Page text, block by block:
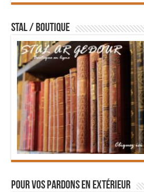
STAL / BOUTIQUE
Pour vos pardons en extérieur